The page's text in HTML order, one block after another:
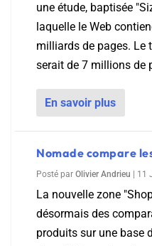
une étude, baptisée
laquelle le Web
milliards de pages. Le
serait de 7 millions de
En savoir plus
Nomade compare
Posté par Olivier Andrieu 11
La nouvelle zone
désormais des
produits sur une base